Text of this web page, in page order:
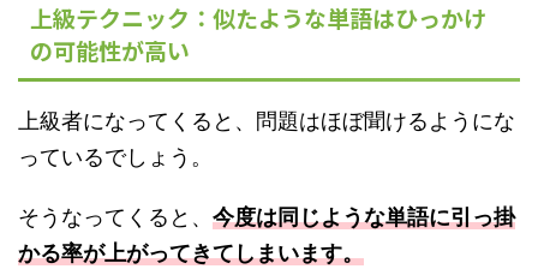
上級テクニック：似たような単語はひっかけ
の可能性が高い
上級者になってくると、問題はほぼ聞けるようにな
っているでしょう。
そうなってくると、 今度は同じような単語に引っ掛
かる率が上がってきてしまいます。